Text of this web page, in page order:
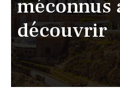
méconnus
découvrir